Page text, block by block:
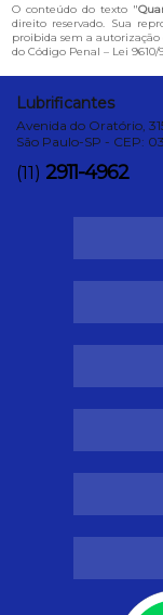
O conteúdo do texto "
direito reservado. Sua
proibida sem a
do Código Penal – Lei
Lubrificantes
Avenida do Oratório,
São Paulo-SP - CEP:
(11) 2911-4962